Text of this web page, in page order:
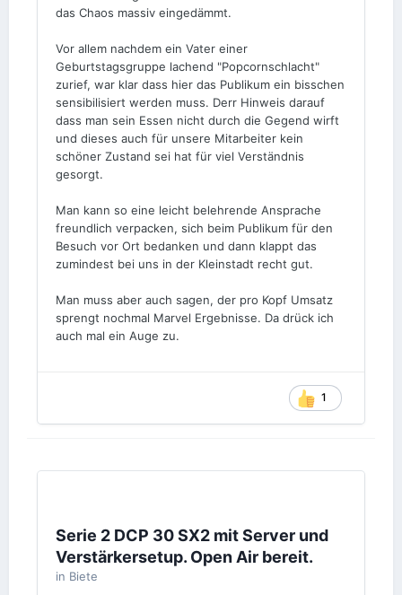
das Chaos massiv eingedämmt.
Vor allem nachdem ein Vater einer
Geburtstagsgruppe lachend "Popcornschlacht"
zurief, war klar dass hier das Publikum ein bisschen
sensibilisiert werden muss. Derr Hinweis darauf
dass man sein Essen nicht durch die Gegend wirft
und dieses auch für unsere Mitarbeiter kein
schöner Zustand sei hat für viel Verständnis
gesorgt.
Man kann so eine leicht belehrende Ansprache
freundlich verpacken, sich beim Publikum für den
Besuch vor Ort bedanken und dann klappt das
zumindest bei uns in der Kleinstadt recht gut.
Man muss aber auch sagen, der pro Kopf Umsatz
sprengt nochmal Marvel Ergebnisse. Da drück ich
auch mal ein Auge zu.
1
Serie 2 DCP 30 SX2 mit Server und
Verstärkersetup. Open Air bereit.
in Biete